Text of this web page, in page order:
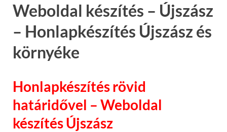
Weboldal készítés – Újszász
– Honlapkészítés Újszász és
környéke
Honlapkészítés rövid
határidővel – Weboldal
készítés Újszász